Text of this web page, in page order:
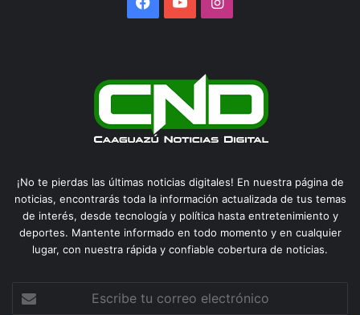
¡No te pierdas las últimas noticias digitales! En nuestra página de
noticias, encontrarás toda la información actualizada de tus temas
de interés, desde tecnología y política hasta entretenimiento y
deportes. Mantente informado en todo momento y en cualquier
lugar, con nuestra rápida y confiable cobertura de noticias.